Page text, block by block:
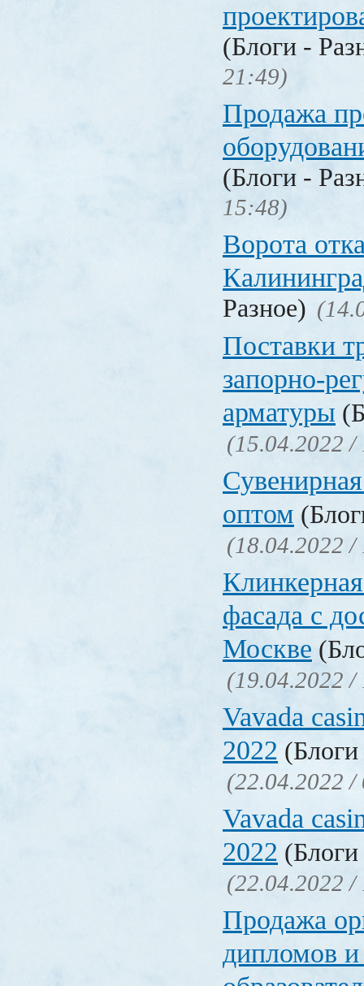
(Блоги -
21:49)
Продажа
(Блоги -
15:48)
Ворота
Разное)
Поставки
запорно-
арматуры
(15.04.2022 /
оптом
(18.04.2022 /
фасада с
Москве
(19.04.2022 /
Vavada
2022
(22.04.2022 /
Vavada
2022
(22.04.2022 /
Продажа
дипломов и